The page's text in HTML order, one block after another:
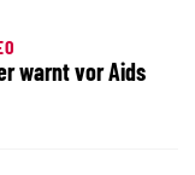
warnt vor Aids